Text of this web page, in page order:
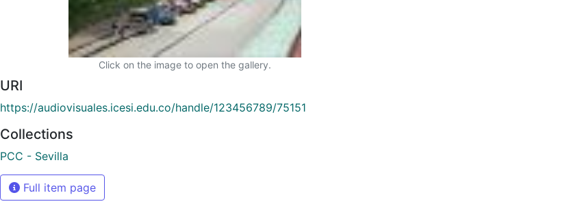
Click on the image to open the gallery.
URI
https://audiovisuales.icesi.edu.co/handle/123456789/75151
Collections
PCC - Sevilla
Full item page